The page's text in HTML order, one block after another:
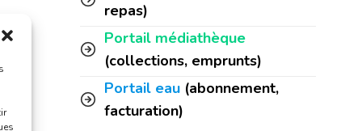
repas)
Portail médiathèque
(collections, emprunts)
Portail eau (abonnement,
facturation)